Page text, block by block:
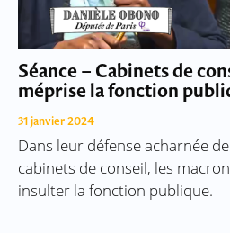
Séance – Cabinets de
méprise la fonction
31 janvier 2024
Dans leur défense acharnée
cabinets de conseil, les
insulter la fonction publique.